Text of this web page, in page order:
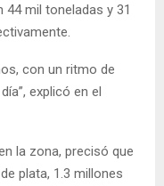
44 mil toneladas y 31
con un ritmo de
explicó en el
la zona, precisó que
plata, 1.3 millones